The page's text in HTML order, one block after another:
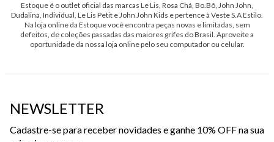
Estoque é o outlet oficial das marcas Le Lis, Rosa Chá, Bo.Bô, John John,
Dudalina, Individual, Le Lis Petit e John John Kids e pertence à Veste S.A Estilo.
Na loja online da Estoque você encontra peças novas e limitadas, sem
defeitos, de coleções passadas das maiores grifes do Brasil. Aproveite a
oportunidade da nossa loja online pelo seu computador ou celular.
NEWSLETTER
Cadastre-se para receber novidades e ganhe 10% OFF na sua